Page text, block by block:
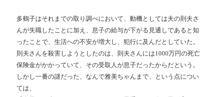
多鶴子はそれまでの取り調べにおいて、動機としては夫の則夫さ
んが失職したことに加え、息子の給与が下がる見通しであると知
ったことで、生活への不安が増大し、犯行に及んだとしていた。
則夫さんを殺害しようとしたのは、則夫さんには1000万円の死亡
保険金がかかっていて、その受取人が息子だったからだという。
しかし一番の謎だった、なんで雅美ちゃんまで、という点につい
ては、